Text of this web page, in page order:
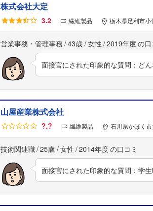
株式会社大定
3.2 繊維製品 栃木県足利市小
営業事務・管理事務 43歳 女性 2019年度
面接官にされた印象的な質問：ど
山屋産業株式会社
?.? 繊維製品 石川県かほく
技術関連職 25歳 女性 2014年度
面接官にされた印象的な質問：学